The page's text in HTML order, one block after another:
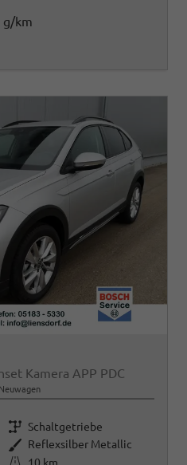
g/km
Kamera APP PDC
Neuwagen
Getriebe Schaltgetriebe
Außenfarbe Reflexsilber Metallic
Kilometerstand